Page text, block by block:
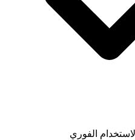
الفوري